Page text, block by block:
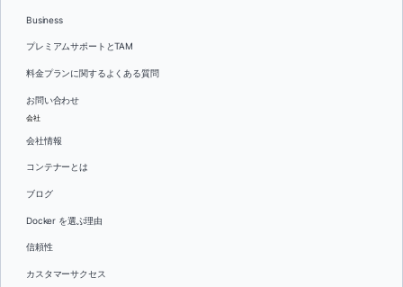
Business
プレミアムサポートとTAM
料金プランに関するよくある質問
お問い合わせ
会社
会社情報
コンテナーとは
ブログ
Docker を選ぶ理由
信頼性
カスタマーサクセス